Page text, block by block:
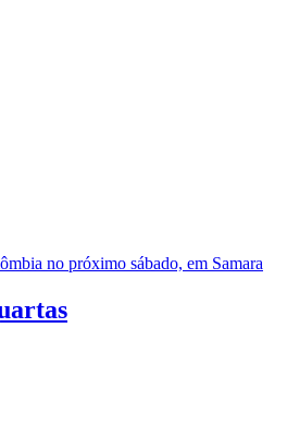
no próximo sábado, em Samara